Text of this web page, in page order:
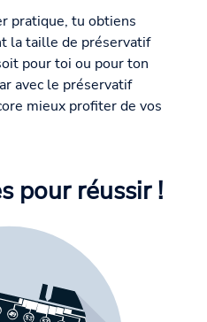
pratique, tu obtiens
la taille de préservatif
pour toi ou pour ton
avec le préservatif
mieux profiter de vos
pour réussir !